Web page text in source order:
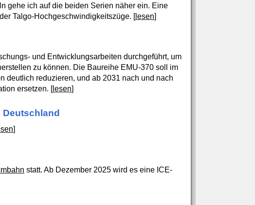
gehe ich auf die beiden Serien näher ein. Eine
Talgo-Hochgeschwindigkeitszüge. [lesen]
und Entwicklungsarbeiten durchgeführt, um
zu können. Die Baureihe EMU-370 soll im
deutlich reduzieren, und ab 2031 nach und nach
ersetzen. [lesen]
]
statt. Ab Dezember 2025 wird es eine ICE-